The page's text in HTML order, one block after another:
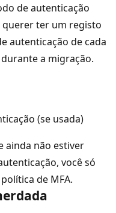
de autenticação
querer ter um registo
autenticação de cada
a migração.
(se usada)
ainda não estiver
você só
de MFA.